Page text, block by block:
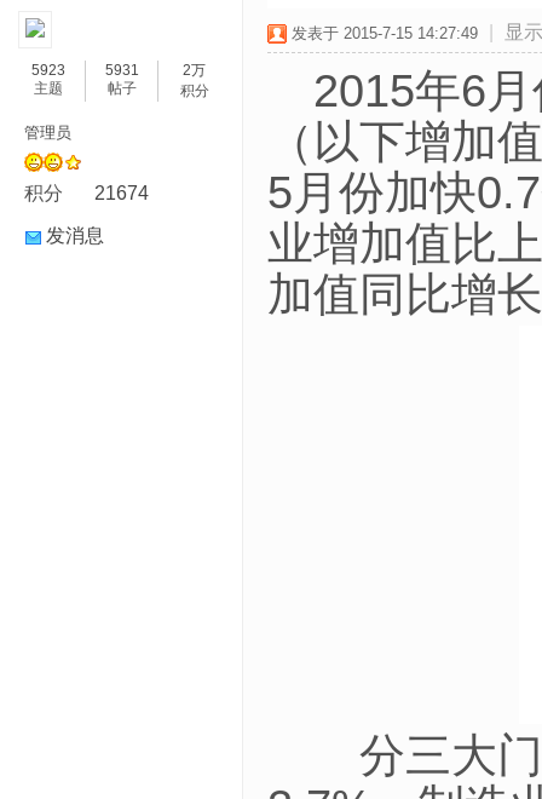
5923
主题
5931
帖子
2万
积分
管理员
积分 21674
发消息
发表于 2015-7-15 14:27:49 显
2015年6月
（以下增加
5月份加快
业增加值比
加值同比增
分三大门